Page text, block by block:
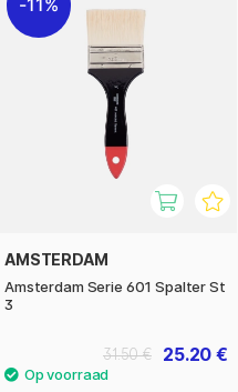
11%
AMSTERDAM
Amsterdam Serie 601 Spalter St
3
25.20 €
31.50 €